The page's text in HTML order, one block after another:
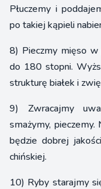
Płuczemy i
po takiej kąpieli
8) Pieczmy mięso w
do 180 stopni.
strukturę białek i
9) Zwracajmy
smażymy,
będzie dobrej
chińskiej.
10) Ryby starajmy